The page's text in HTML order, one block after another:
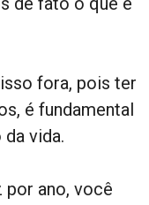
fora, pois ter
é fundamental
vida.
por ano, você